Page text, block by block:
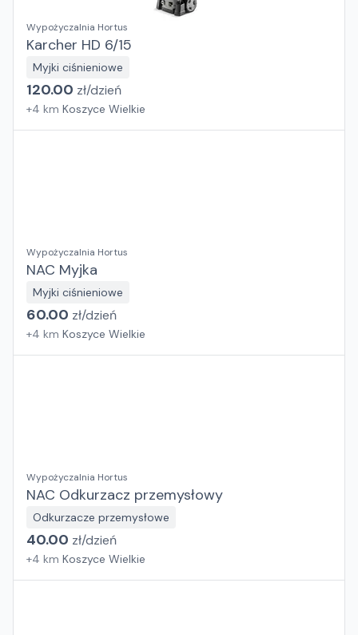
Wypożyczalnia Hortus
Karcher HD 6/15
Myjki ciśnieniowe
120.00 zł/dzień
+4 km Koszyce Wielkie
Wypożyczalnia Hortus
NAC Myjka
Myjki ciśnieniowe
60.00 zł/dzień
+4 km Koszyce Wielkie
Wypożyczalnia Hortus
NAC Odkurzacz przemysłowy
Odkurzacze przemysłowe
40.00 zł/dzień
+4 km Koszyce Wielkie